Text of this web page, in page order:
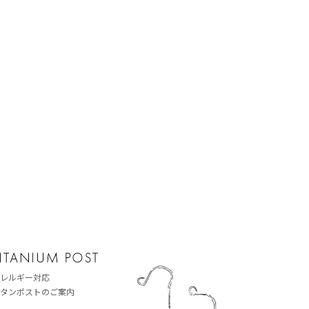
ルギー対応
ンポストのご案内